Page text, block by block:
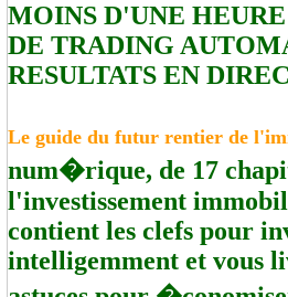
MOINS D'UNE
DE TRADING
RESULTATS EN
Le guide du futur rentier de
num�rique, de 17
l'investissement
contient les clefs pour
intelligemment et vous